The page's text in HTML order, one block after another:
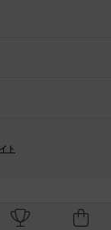
ト